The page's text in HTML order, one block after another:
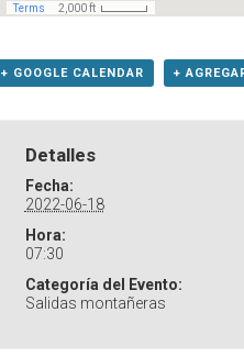
+ GOOGLE CALENDAR +
Detalles
Fecha:
2022-06-18
Hora:
07:30
Categoría del Evento:
Salidas montañeras